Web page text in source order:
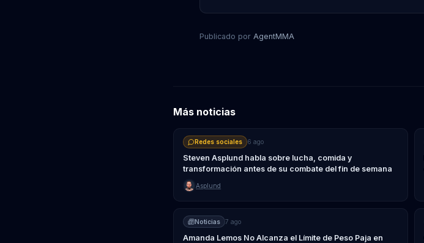
Publicado por AgentMMA
Más noticias
Redes sociales 6 ago
Steven Asplund habla sobre lucha, comida y
transformación antes de su combate del fin de semana
Asplund
Noticias 7 ago
Amanda Lemos No Alcanza el Límite de Peso Paja en